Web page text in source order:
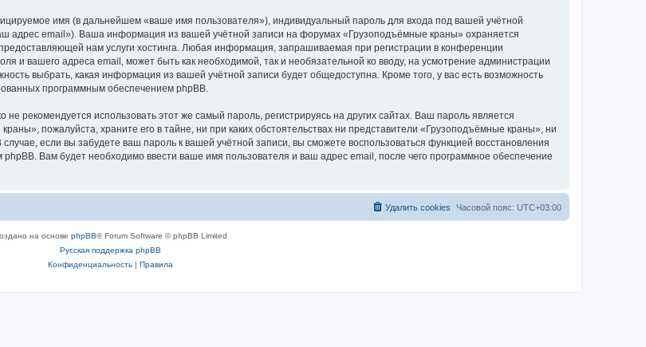
имя (в дальнейшем «ваше имя пользователя»), индивидуальный пароль для входа под вашей учётной
адрес email»). Ваша информация из вашей учётной записи на форумах «Грузоподъёмные краны» охраняется
нам услуги хостинга. Любая информация, запрашиваемая при регистрации в конференции
и вашего адреса email, может быть как необходимой, так и необязательной ко вводу, на усмотрение администрации
выбрать, какая информация из вашей учётной записи будет общедоступна. Кроме того, у вас есть возможность
программным обеспечением phpBB.
использовать этот же самый пароль, регистрируясь на других сайтах. Ваш пароль является
пожалуйста, храните его в тайне, ни при каких обстоятельствах ни представители «Грузоподъёмные краны», ни
если вы забудете ваш пароль к вашей учётной записи, вы сможете воспользоваться функцией восстановления
Вам будет необходимо ввести ваше имя пользователя и ваш адрес email, после чего программное обеспечение
Часовой пояс: UTC+03:00
Удалить cookies
на основе phpBB® Forum Software © phpBB Limited
Русская поддержка phpBB
Конфиденциальность| Правила